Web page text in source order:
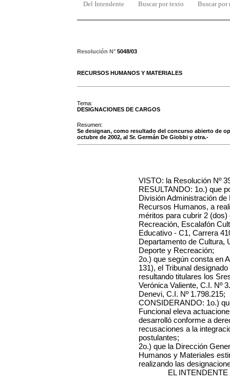
Del Intendente Buscar por texto Buscar por
Resolución N° 5048/03
RECURSOS HUMANOS Y MATERIALES
Tema:
DESIGNACIONES DE CARGOS
Resumen:
Se designan, como resultado del concurso abierto de
octubre de 2002, al Sr. Germán De Giobbi y otra.-
VISTO: la Resolución Nº
RESULTANDO: 1o.) que
División Administración
Recursos Humanos, a
méritos para cubrir 2
Recreación, Escalafón
Educativo - C1, Carrera
Departamento de Cultura,
Deporte y Recreación;
2o.) que según consta en
131), el Tribunal
resultando titulares los
Verónica Valiente, C.I. Nº
Denevi, C.I. Nº 1.798.215;
CONSIDERANDO: 1o.)
Funcional eleva
desarrolló conforme a
recusaciones a la
postulantes;
2o.) que la Dirección
Humanos y Materiales
realizando las
EL